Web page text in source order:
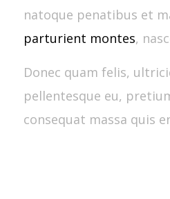
natoque penatibus et
parturient montes,
Donec quam felis,
pellentesque eu,
consequat massa quis